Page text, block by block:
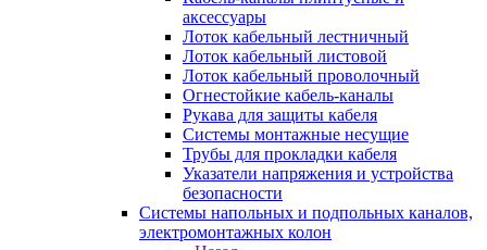
аксессуары
Лоток кабельный лестничный
Лоток кабельный листовой
Лоток кабельный проволочный
Огнестойкие кабель-каналы
Рукава для защиты кабеля
Системы монтажные несущие
Трубы для прокладки кабеля
Указатели напряжения и устройства
безопасности
Системы напольных и подпольных каналов,
электромонтажных колон